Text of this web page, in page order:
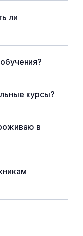
ли
курсы?
в